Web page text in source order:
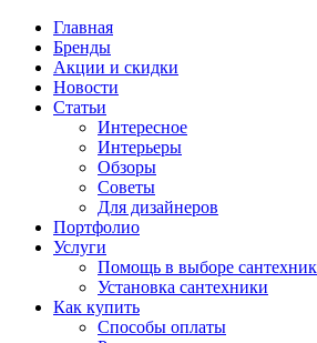
Главная
Бренды
Акции и скидки
Новости
Статьи
Интересное
Интерьеры
Обзоры
Советы
Для дизайнеров
Портфолио
Услуги
Помощь в выборе
Установка сантехники
Как купить
Способы оплаты